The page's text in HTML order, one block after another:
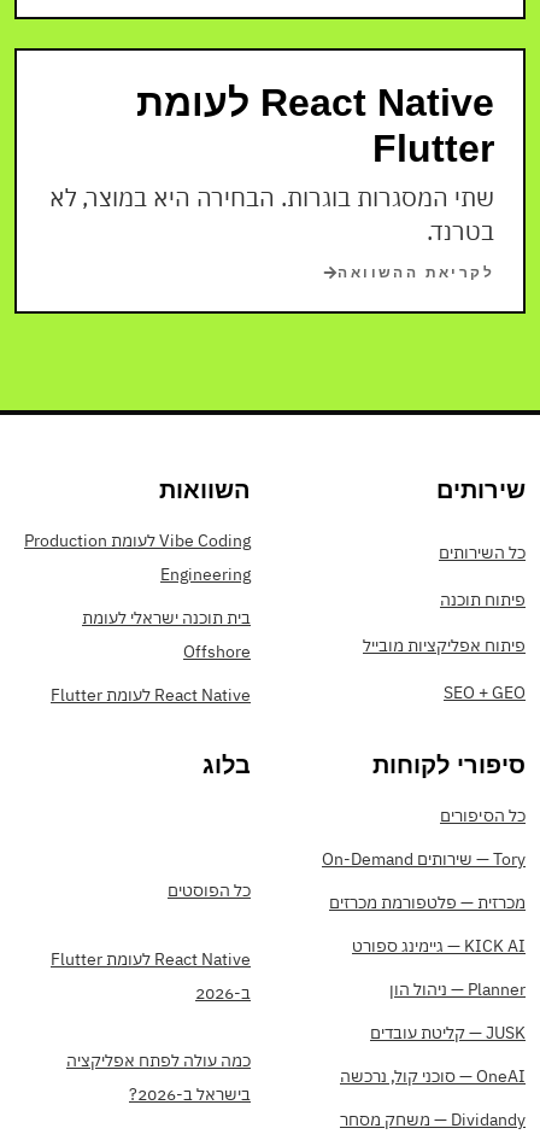
React Native לעומת
Flutter
שתי המסגרות בוגרות. הבחירה היא במוצר, לא
בטרנד.
לקריאת ההשוואה
שירותים
כל השירותים
פיתוח תוכנה
פיתוח אפליקציות מובייל
SEO + GEO
השוואות
Vibe Coding לעומת Production
Engineering
בית תוכנה ישראלי לעומת
Offshore
React Native לעומת Flutter
סיפורי לקוחות
כל הסיפורים
Tory — שירותים On-Demand
מכרזית — פלטפורמת מכרזים
KICK AI — גיימינג ספורט
Planner — ניהול הון
JUSK — קליטת עובדים
OneAI — סוכני קול, נרכשה
Dividandy — משחק מסחר
בלוג
כל הפוסטים
React Native לעומת Flutter
ב-2026
כמה עולה לפתח אפליקציה
בישראל ב-2026?